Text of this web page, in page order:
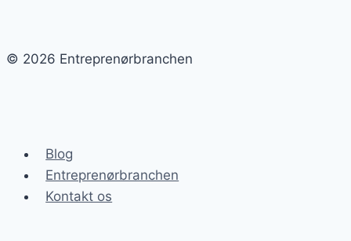
kundekrav?
© 2026 Entreprenørbranchen
Blog
Entreprenørbranchen
Kontakt os